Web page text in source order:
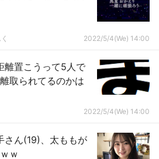
2022/5/4(We) 14:00
離置こうって5人で
取られてるのかは
2022/5/4(We) 14:00
さん(19)、太ももが
ｗ